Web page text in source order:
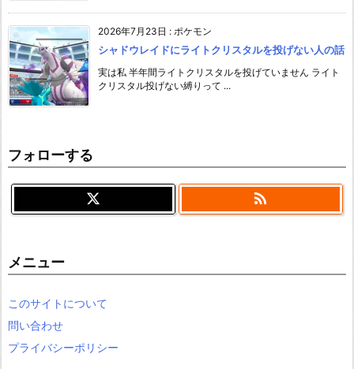
2026年7月23日 : ポケモン
シャドウレイドにライトクリスタルを投げない人の話
実は私 半年間ライトクリスタルを投げていません ライト
クリスタル投げない縛りって ...
フォローする

メニュー
このサイトについて
問い合わせ
プライバシーポリシー